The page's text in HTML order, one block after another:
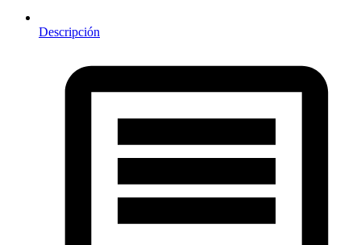
Descripción